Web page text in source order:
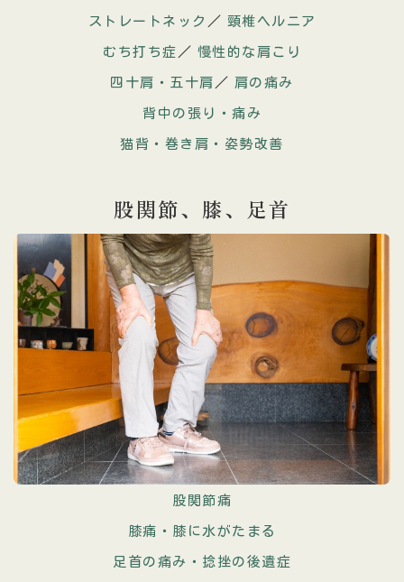
ストレートネック ／ 頸椎ヘルニア
むち打ち症 ／ 慢性的な肩こり
四十肩・五十肩 ／ 肩の痛み
背中の張り・痛み
猫背・巻き肩・姿勢改善
股関節、膝、 足首
股関節痛
膝痛・膝に水がたまる
足首の痛み・捻挫の後遺症